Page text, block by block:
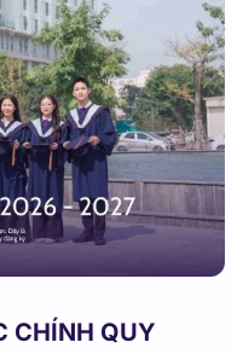
CHÍNH QUY
nghệ, kỹ thuật và